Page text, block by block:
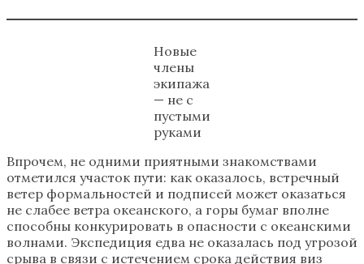
Новые
члены
экипажа
— не с
пустыми
руками
Впрочем, не одними приятными знакомствами
отметился участок пути: как оказалось, встречный
ветер формальностей и подписей может оказаться
не слабее ветра океанского, а горы бумаг вполне
способны конкурировать в опасности с океанскими
волнами. Экспедиция едва не оказалась под угрозой
срыва в связи с истечением срока действия виз